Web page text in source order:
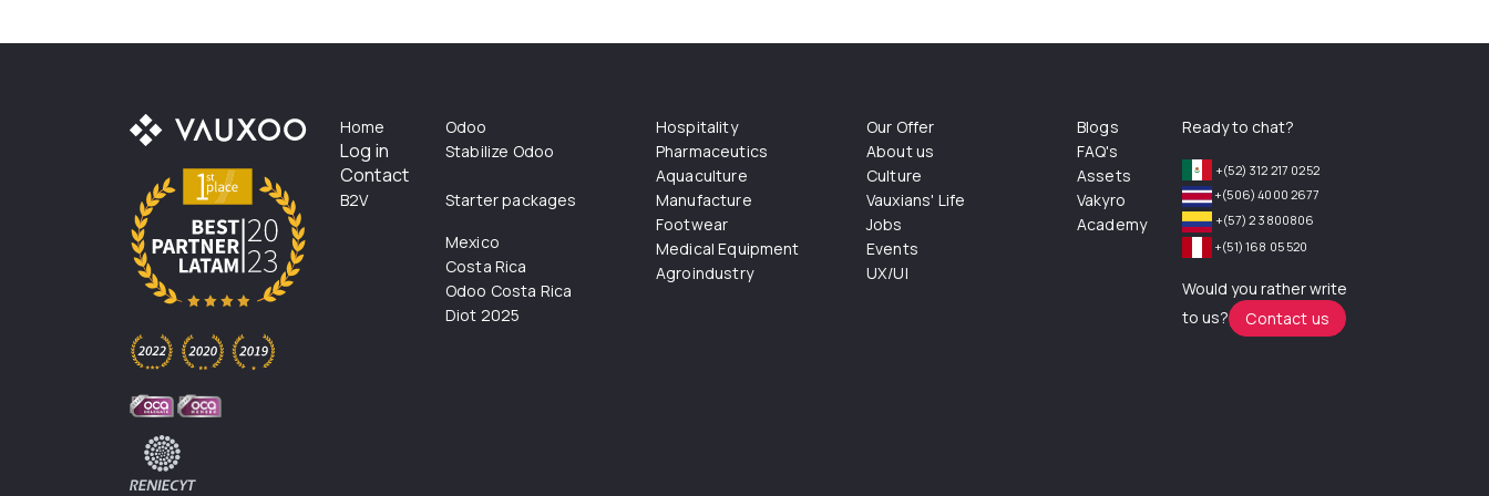
Home
Log in
Contact
B2V
Odoo
Stabilize Odoo
Starter packages
Mexico
Costa Rica
Odoo Costa Rica
Diot 2025
Hospitality
Pharmaceutics
Aquaculture
Manufacture
Footwear
Medical Equipment
Agroindustry
Our Offer
About us
Culture
Vauxians' Life
Jobs
Events
UX/UI
Blogs
FAQ's
Assets
Vakyro
Academy
Ready to chat?
+(52) 312 217 0252
+(506) 4000 2677
+(57) 2 3800806
+(51) 168 05 520
Would you rather write
to us?
Contact us